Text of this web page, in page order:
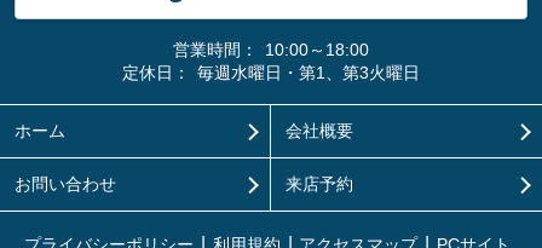
営業時間：
10:00～18:00
定休日：
毎週水曜日・第1、第3火曜日
ホーム 会社概要
お問い合わせ 来店予約